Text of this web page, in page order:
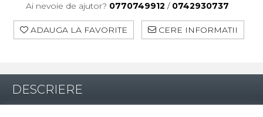
Ai nevoie de ajutor? 0770749912 / 0742930737
ADAUGA LA FAVORITE CERE INFORMATII
DESCRIERE